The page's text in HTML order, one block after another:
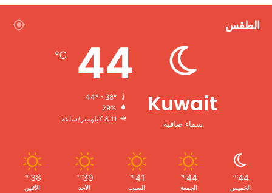
الطقس
Kuwait
سماء صافية
44
℃
29%
8.11 كيلومتر/ساعة
44
℃
الخميس
44
℃
الجمعة
41
℃
السبت
39
℃
الأحد
38
℃
الأثنين